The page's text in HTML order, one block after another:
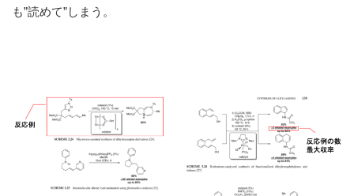
も”読めて”しまう。